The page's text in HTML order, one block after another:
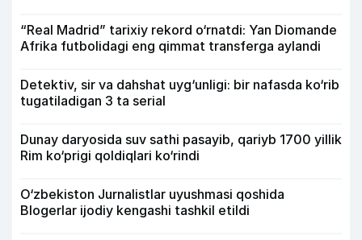
“Real Madrid” tarixiy rekord o‘rnatdi: Yan Diomande
Afrika futbolidagi eng qimmat transferga aylandi
Detektiv, sir va dahshat uyg‘unligi: bir nafasda ko‘rib
tugatiladigan 3 ta serial
Dunay daryosida suv sathi pasayib, qariyb 1700 yillik
Rim ko‘prigi qoldiqlari ko‘rindi
O‘zbekiston Jurnalistlar uyushmasi qoshida
Blogerlar ijodiy kengashi tashkil etildi